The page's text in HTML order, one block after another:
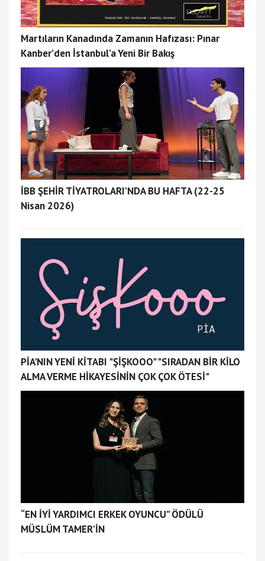
Martıların Kanadında Zamanın Hafızası: Pınar
Kanber’den İstanbul’a Yeni Bir Bakış
İBB ŞEHİR TİYATROLARI’NDA BU HAFTA (22-25
Nisan 2026)
PİA'NIN YENİ KİTABI "ŞİŞKOOO" "SIRADAN BİR KİLO
ALMA VERME HİKAYESİNİN ÇOK ÇOK ÖTESİ"
“EN İYİ YARDIMCI ERKEK OYUNCU” ÖDÜLÜ
MÜSLÜM TAMER’İN